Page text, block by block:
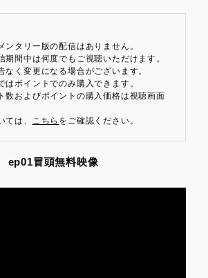
ンタリー版の配信はありません。
期間中は何度でもご視聴いただけます。
なく変更になる場合がございます。
はポイントでのみ購入できます。
数およびポイントの購入価格は視聴画面
ては、 こちら をご確認ください。
ep01冒頭無料映像